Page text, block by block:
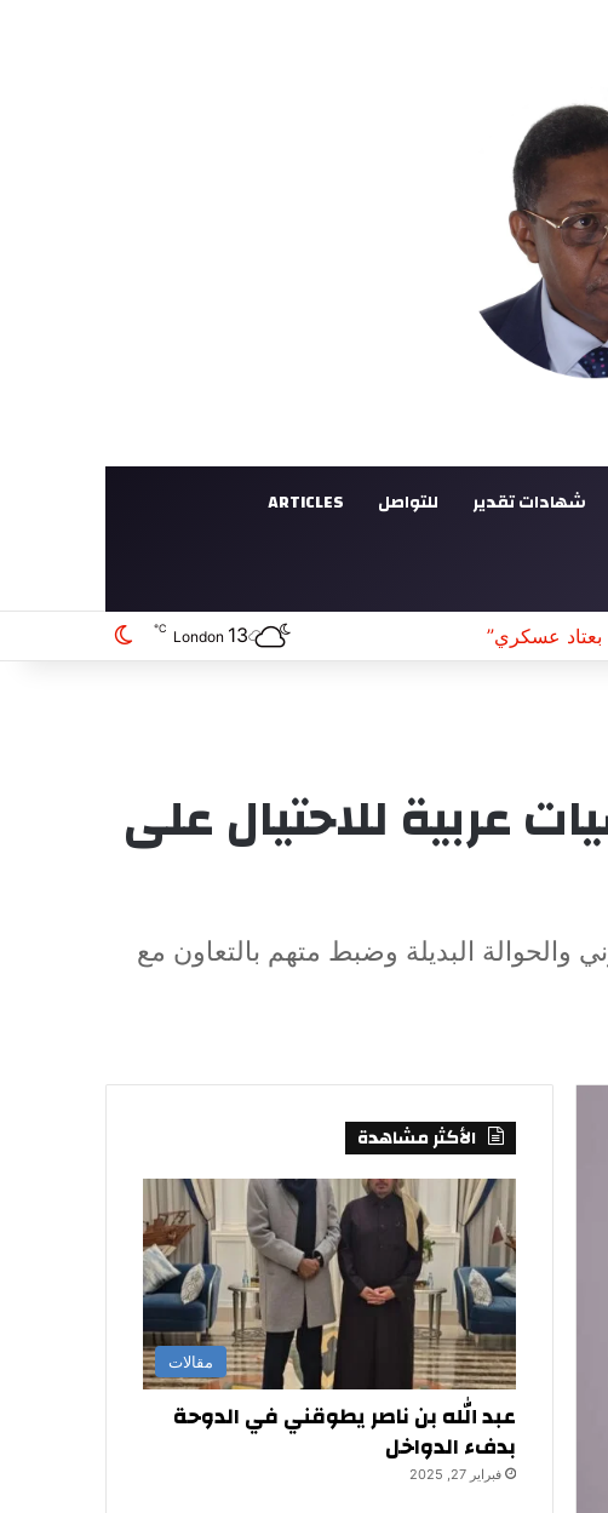
شهادات تقدير للتواصل ARTICLES
بعتاد عسكري” London 13
℃
للاحتيال على
والحوالة البديلة وضبط متهم بالتعاون مع
الأكثر مشاهدة
مقالات
عبد الله بن ناصر يطوقني في الدوحة
بدفء الدواخل
فبراير 27, 2025